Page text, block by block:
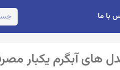
با ما
های آبگرم یکبار